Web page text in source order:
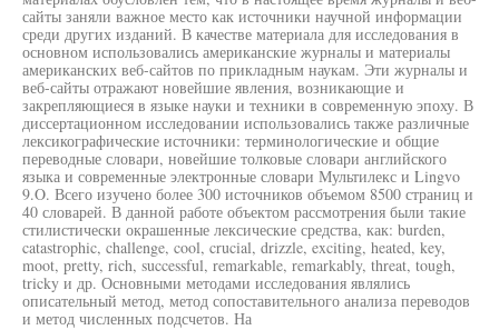
сайты заняли важное место как источники научной информации
среди других изданий. В качестве материала для исследования в
основном использовались американские журналы и материалы
американских веб-сайтов по прикладным наукам. Эти журналы и
веб-сайты отражают новейшие явления, возникающие и
закрепляющиеся в языке науки и техники в современную эпоху. В
диссертационном исследовании использовались также различные
лексикографические источники: терминологические и общие
переводные словари, новейшие толковые словари английского
языка и современные электронные словари Мультилекс и Lingvo
9.O. Всего изучено более 300 источников объемом 8500 страниц и
40 словарей. В данной работе объектом рассмотрения были такие
стилистически окрашенные лексические средства, как: burden,
catastrophic, challenge, cool, crucial, drizzle, exciting, heated, key,
moot, pretty, rich, successful, remarkable, remarkably, threat, tough,
tricky и др. Основными методами исследования являлись
описательный метод, метод сопоставительного анализа переводов
и метод численных подсчетов. На